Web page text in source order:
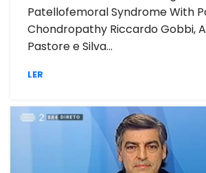
Patellofemoral Syndrome With
Chondropathy Riccardo Gobbi,
Pastore e Silva...
LER